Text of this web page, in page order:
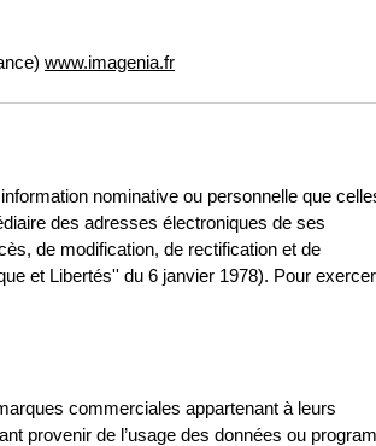
www.imagenia.fr
nominative ou personnelle que
des adresses électroniques de ses
de modification, de rectification et de
et Libertés'' du 6 janvier 1978). Pour
commerciales appartenant à leurs
provenir de l’usage des données ou